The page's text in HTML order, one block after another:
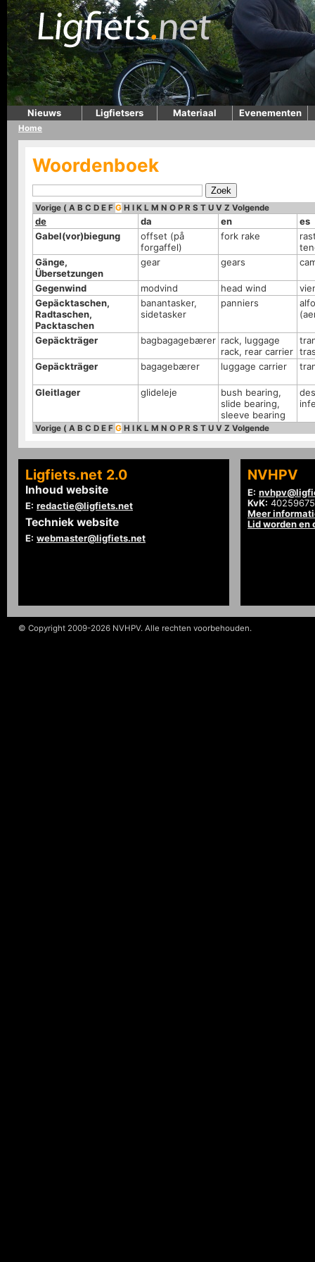
Nieuws Ligfietsers Materiaal Evenementen
Home
Woordenboek
Vorige ( A B C D E F G H I K L M N O P R S T U V Z Volgende
de da en
es
Gabel(vor)biegung
offset (på
forgaffel)
fork rake
Gänge,
Übersetzungen
gear gears
Gegenwind modvind head wind
Gepäcktaschen,
Radtaschen,
Packtaschen
banantasker,
sidetasker
panniers
Gepäckträger bagbagagebærer rack, luggage
rack, rear carrier
Gepäckträger
bagagebærer luggage carrier
Gleitlager glideleje
bush bearing,
slide bearing,
sleeve bearing
Vorige ( A B C D E F G H I K L M N O P R S T U V Z Volgende
Ligfiets.net 2.0
Inhoud website
E: redactie@ligfiets.net
Techniek website
E: webmaster@ligfiets.net
NVHPV
E:
KvK: 40259675
Meer
Lid worden en
© Copyright 2009-2026 NVHPV. Alle rechten voorbehouden.